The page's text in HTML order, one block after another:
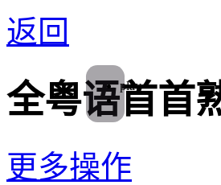
返回
全粤语首首
更多操作
play